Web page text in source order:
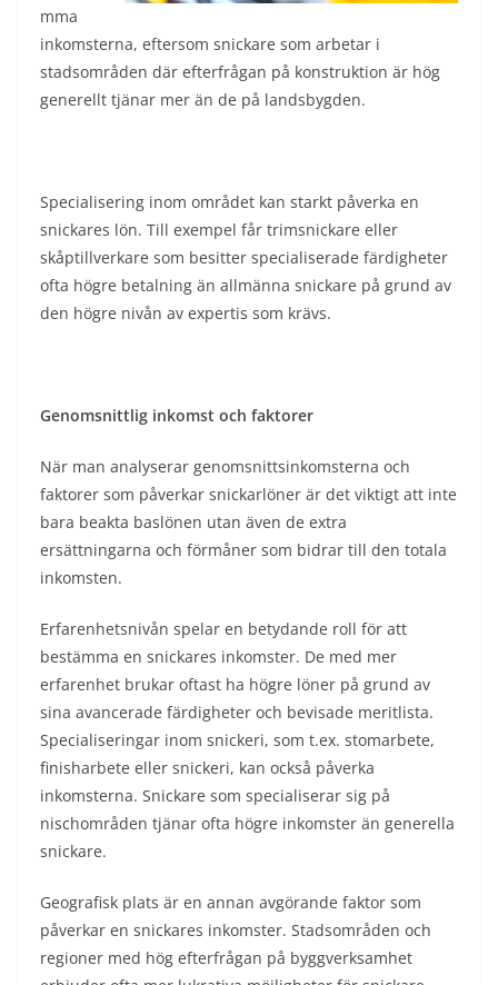
mma
inkomsterna, eftersom snickare som arbetar i
stadsområden där efterfrågan på konstruktion är hög
generellt tjänar mer än de på landsbygden.
Specialisering inom området kan starkt påverka en
snickares lön. Till exempel får trimsnickare eller
skåptillverkare som besitter specialiserade färdigheter
ofta högre betalning än allmänna snickare på grund av
den högre nivån av expertis som krävs.
Genomsnittlig inkomst och faktorer
När man analyserar genomsnittsinkomsterna och
faktorer som påverkar snickarlöner är det viktigt att inte
bara beakta baslönen utan även de extra
ersättningarna och förmåner som bidrar till den totala
inkomsten.
Erfarenhetsnivån spelar en betydande roll för att
bestämma en snickares inkomster. De med mer
erfarenhet brukar oftast ha högre löner på grund av
sina avancerade färdigheter och bevisade meritlista.
Specialiseringar inom snickeri, som t.ex. stomarbete,
finisharbete eller snickeri, kan också påverka
inkomsterna. Snickare som specialiserar sig på
nischområden tjänar ofta högre inkomster än generella
snickare.
Geografisk plats är en annan avgörande faktor som
påverkar en snickares inkomster. Stadsområden och
regioner med hög efterfrågan på byggverksamhet